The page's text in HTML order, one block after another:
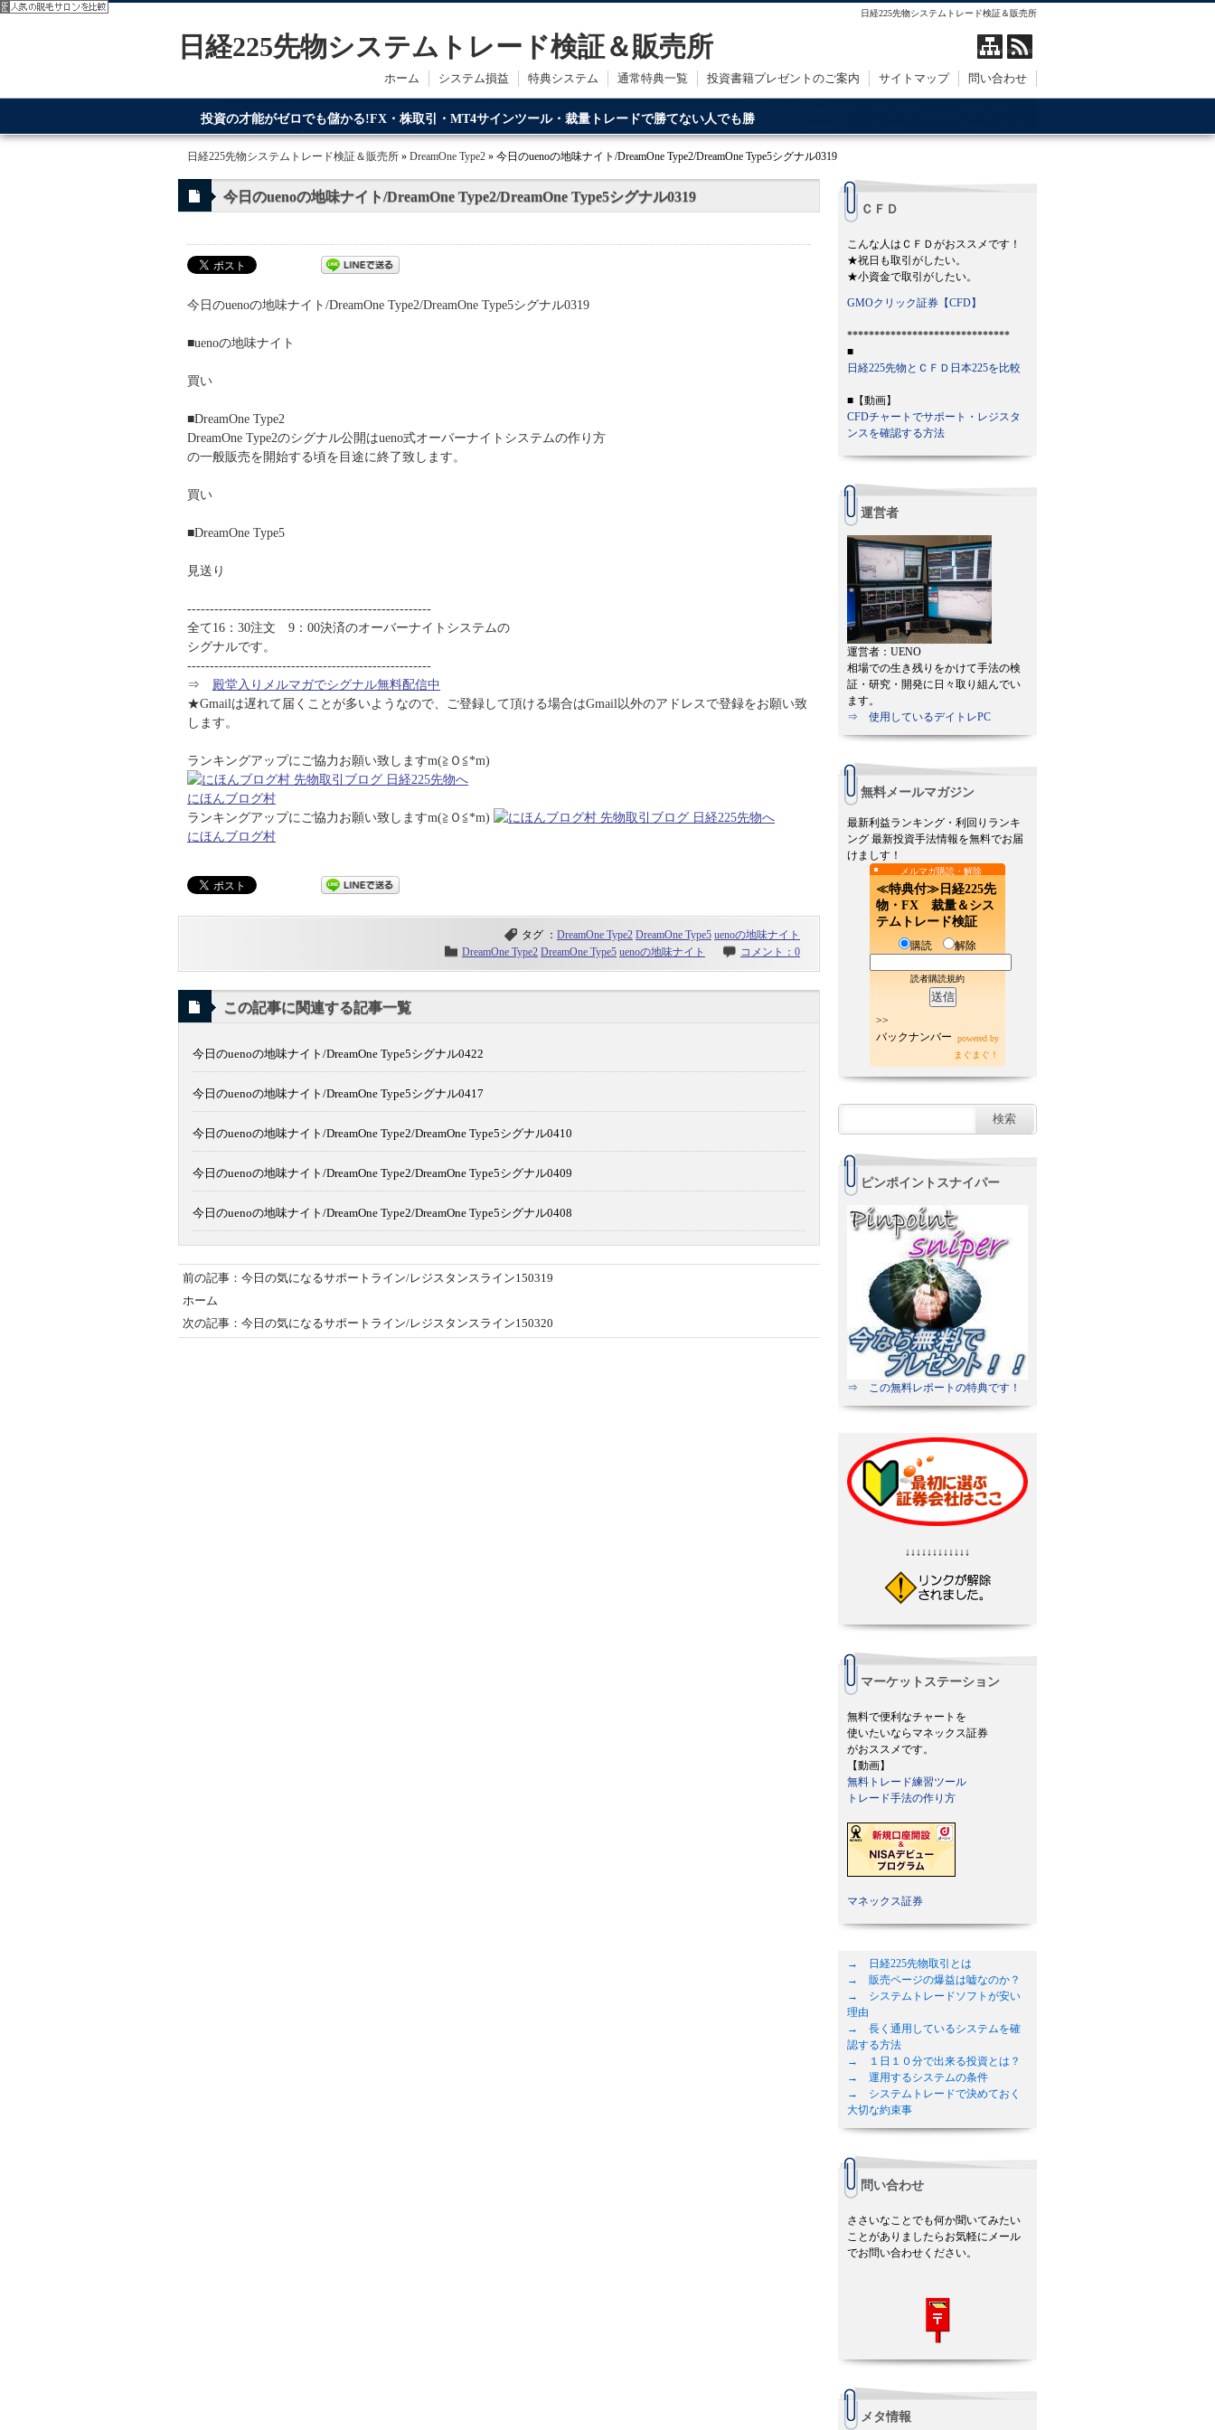
日経225先物システムトレード検証＆販売所
日経225先物システムトレード検証＆販売所
ホーム システム損益 特典システム 通常特典一覧 投資書籍プレゼントのご案内 サイトマップ 問い合わせ
投資の才能がゼロでも儲かる!FX・株取引・MT4サインツール・裁量トレードで勝てない人でも勝
てるのが日経225先物システムトレードです。
日経225先物システムトレード検証＆販売所 » DreamOne Type2 » 今日のuenoの地味ナイト/DreamOne Type2/DreamOne Type5シグナル0319
今日のuenoの地味ナイト/DreamOne Type2/DreamOne Type5シグナル0319
今日のuenoの地味ナイト/DreamOne Type2/DreamOne Type5シグナル0319
■uenoの地味ナイト
買い
■DreamOne Type2
DreamOne Type2のシグナル公開はueno式オーバーナイトシステムの作り方
の一般販売を開始する頃を目途に終了致します。
買い
■DreamOne Type5
見送り
------------------------------------------------------
全て16：30注文 9：00決済のオーバーナイトシステムの
シグナルです。
------------------------------------------------------
⇒ 殿堂入りメルマガでシグナル無料配信中
★Gmailは遅れて届くことが多いようなので、ご登録して頂ける場合はGmail以外のアドレスで登録をお願い致
します。
ランキングアップにご協力お願い致しますm(≧Ｏ≦*m)
にほんブログ村
ランキングアップにご協力お願い致しますm(≧Ｏ≦*m)
にほんブログ村
タグ ： DreamOne Type2 DreamOne Type5 uenoの地味ナイト
DreamOne Type2 DreamOne Type5 uenoの地味ナイト コメント：0
この記事に関連する記事一覧
今日のuenoの地味ナイト/DreamOne Type5シグナル0422
今日のuenoの地味ナイト/DreamOne Type5シグナル0417
今日のuenoの地味ナイト/DreamOne Type2/DreamOne Type5シグナル0410
今日のuenoの地味ナイト/DreamOne Type2/DreamOne Type5シグナル0409
今日のuenoの地味ナイト/DreamOne Type2/DreamOne Type5シグナル0408
前の記事：今日の気になるサポートライン/レジスタンスライン150319
ホーム
次の記事：今日の気になるサポートライン/レジスタンスライン150320
ＣＦＤ
こんな人はＣＦＤがおススメです！
★祝日も取引がしたい。
★小資金で取引がしたい。
GMOクリック証券【CFD】
******************************
■
日経225先物とＣＦＤ日本225を比較
■【動画】
CFDチャートでサポート・レジスタ
ンスを確認する方法
運営者
運営者：UENO
相場での生き残りをかけて手法の検
証・研究・開発に日々取り組んでい
ます。
⇒ 使用しているデイトレPC
無料メールマガジン
最新利益ランキング・利回りランキ
ング 最新投資手法情報を無料でお届
けましす！
メルマガ購読・解除
≪特典付≫日経225先
物・FX 裁量＆シス
テムトレード検証
購読 解除
読者購読規約
>>
バックナンバー
powered by
まぐまぐ！
ピンポイントスナイパー
⇒ この無料レポートの特典です！
↓↓↓↓↓↓↓↓↓↓↓↓
マーケットステーション
無料で便利なチャートを
使いたいならマネックス証券
がおススメです。
【動画】
無料トレード練習ツール
トレード手法の作り方
マネックス証券
→ 日経225先物取引とは
→ 販売ページの爆益は嘘なのか？
→ システムトレードソフトが安い
理由
→ 長く通用しているシステムを確
認する方法
→ １日１０分で出来る投資とは？
→ 運用するシステムの条件
→ システムトレードで決めておく
大切な約束事
問い合わせ
ささいなことでも何か聞いてみたい
ことがありましたらお気軽にメール
でお問い合わせください。
メタ情報